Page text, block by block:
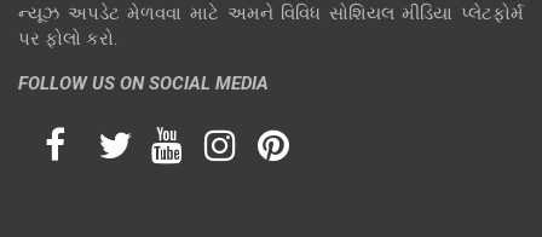
ન્યૂઝ અપડેટ મેળવવા માટે અમને વિવિધ સોશિયલ મીડિયા પ્લેટફોર્મ
પર ફોલો કરો.
FOLLOW US ON SOCIAL MEDIA